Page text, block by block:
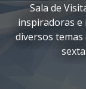
Sala de
inspiradoras e
diversos